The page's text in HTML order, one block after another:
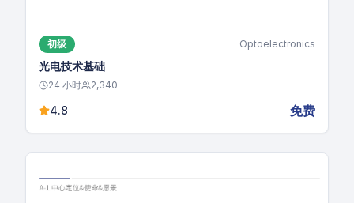
初级 Optoelectronics
光电技术基础
24 小时 2,340
4.8 免费